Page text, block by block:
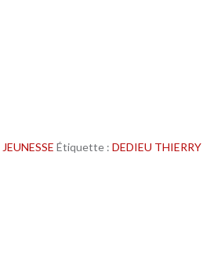
JEUNESSE Étiquette : DEDIEU THIERRY